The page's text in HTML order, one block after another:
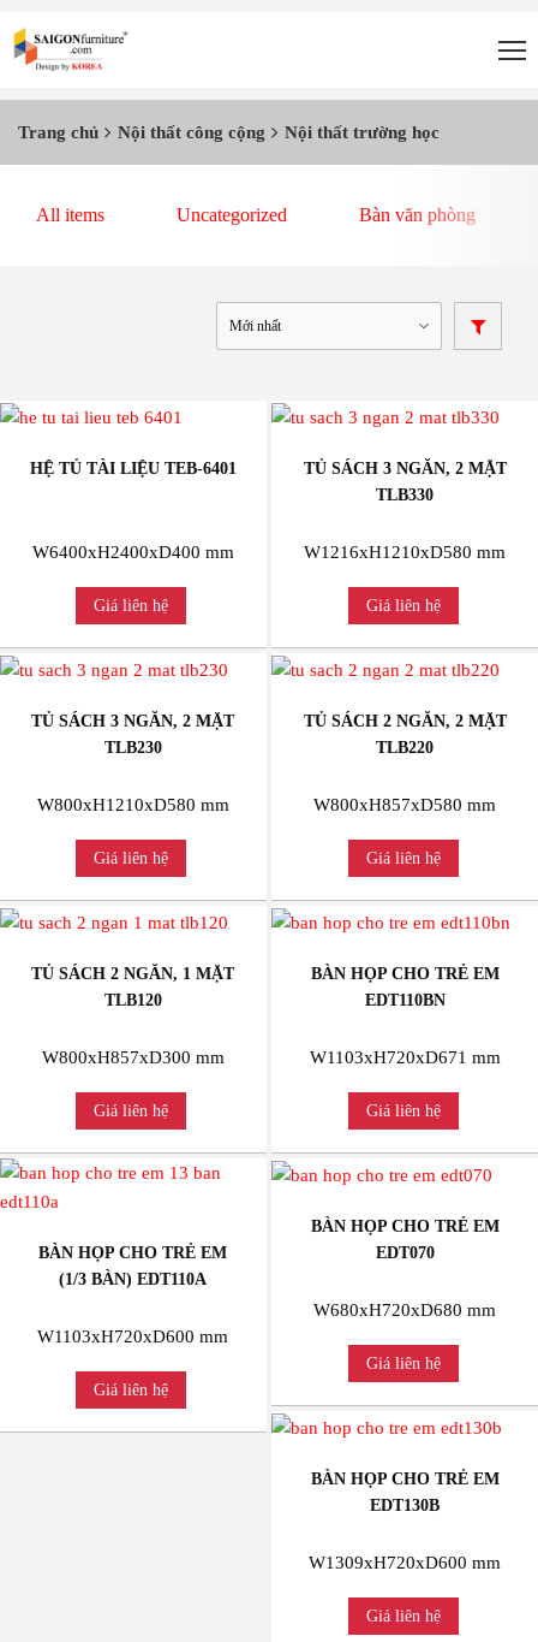
Trang chủ Nội thất công cộng Nội thất trường học
All items Uncategorized Bàn văn phòng
HỆ TỦ TÀI LIỆU TEB-6401
W6400xH2400xD400 mm
Giá liên hệ
TỦ SÁCH 3 NGĂN, 2 MẶT
TLB330
W1216xH1210xD580 mm
Giá liên hệ
TỦ SÁCH 3 NGĂN, 2 MẶT
TLB230
W800xH1210xD580 mm
Giá liên hệ
TỦ SÁCH 2 NGĂN, 2 MẶT
TLB220
W800xH857xD580 mm
Giá liên hệ
TỦ SÁCH 2 NGĂN, 1 MẶT
TLB120
W800xH857xD300 mm
Giá liên hệ
BÀN HỌP CHO TRẺ EM
EDT110BN
W1103xH720xD671 mm
Giá liên hệ
BÀN HỌP CHO TRẺ EM
(1/3 BÀN) EDT110A
W1103xH720xD600 mm
Giá liên hệ
BÀN HỌP CHO TRẺ EM
EDT070
W680xH720xD680 mm
Giá liên hệ
BÀN HỌP CHO TRẺ EM
EDT130B
W1309xH720xD600 mm
Giá liên hệ